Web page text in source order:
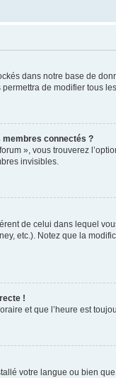
dans notre base de
de modifier tous
membres connectés ?
», vous trouverez
invisibles.
de celui dans lequel
etc.). Notez que la
!
et que l’heure est
votre langue ou bien